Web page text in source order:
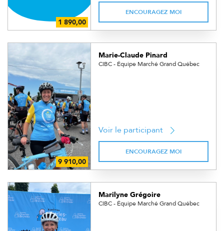
ENCOURAGEZ MOI
Marie-Claude Pinard
CIBC - Équipe Marché Grand Québec
Voir le participant
ENCOURAGEZ MOI
Marilyne Grégoire
CIBC - Équipe Marché Grand Québec